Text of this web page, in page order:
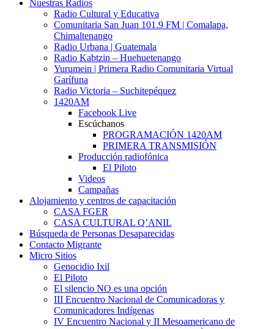
Nuestras Radios
Radio Cultural y Educativa
Comunitaria San Juan 101.9 FM | Comalapa,
Chimaltenango
Radio Urbana | Guatemala
Radio Kabtzin – Huehuetenango
Yurumein | Primera Radio Comunitaria Virtual
Garífuna
Radio Victoria – Suchitepéquez
1420AM
Facebook Live
Escúchanos
PROGRAMACIÓN 1420AM
PRIMERA TRANSMISIÓN
Producción radiofónica
El Piloto
Videos
Campañas
Alojamiento y centros de capacitación
CASA FGER
CASA CULTURAL Q’ANIL
Búsqueda de Personas Desaparecidas
Contacto Migrante
Micro Sitios
Genocidio Ixil
El Piloto
El silencio NO es una opción
III Encuentro Nacional de Comunicadoras y
Comunicadores Indígenas
IV Encuentro Nacional y II Mesoamericano de